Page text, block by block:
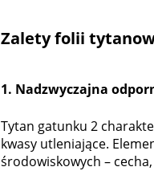
Zaletyfolii
1. Nadzwyczajna
Tytan gatunku 2
kwasy utleniające.
środowiskowych –